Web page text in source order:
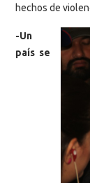
hechos de
-Un
país se